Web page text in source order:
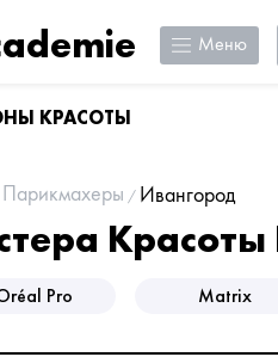
Меню
КРАСОТЫ
Парикмахеры Ивангород
Красоты
Pro Matrix